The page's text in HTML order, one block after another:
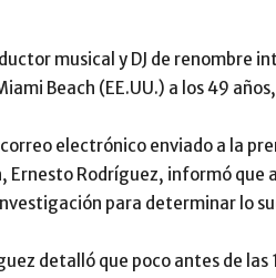
musical y DJ de renombre
Beach (EE.UU.) a los 49
correo electrónico enviado a la
Ernesto Rodríguez, informó que
para determinar lo
detalló que poco antes de las